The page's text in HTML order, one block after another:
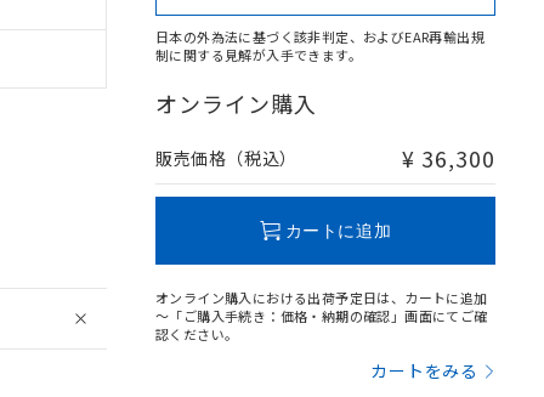
日本の外為法に基づく該非判定、およびEAR再輸出規
制に関する見解が入手できます。
オンライン購入
販売価格（税込） ¥ 36,300
カートに追加
オンライン購入における出荷予定日は、カートに追加
～「ご購入手続き：価格・納期の確認」画面にてご確
認ください。
カートをみる